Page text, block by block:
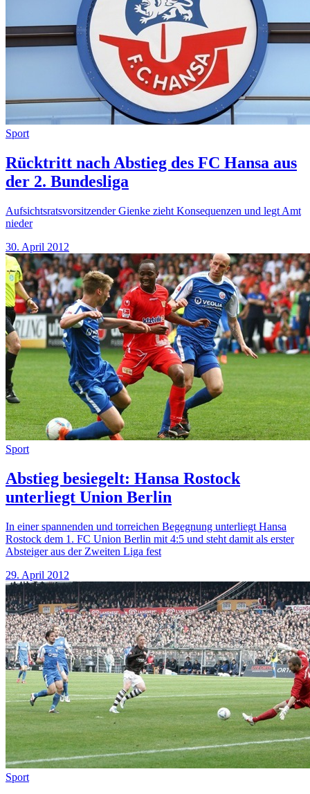
Sport
Rücktritt nach Abstieg des FC Hansa aus
der 2. Bundesliga
Aufsichtsratsvorsitzender Gienke zieht Konsequenzen und legt Amt
nieder
30. April 2012
Sport
Abstieg besiegelt: Hansa Rostock
unterliegt Union Berlin
In einer spannenden und torreichen Begegnung unterliegt Hansa
Rostock dem 1. FC Union Berlin mit 4:5 und steht damit als erster
Absteiger aus der Zweiten Liga fest
29. April 2012
Sport